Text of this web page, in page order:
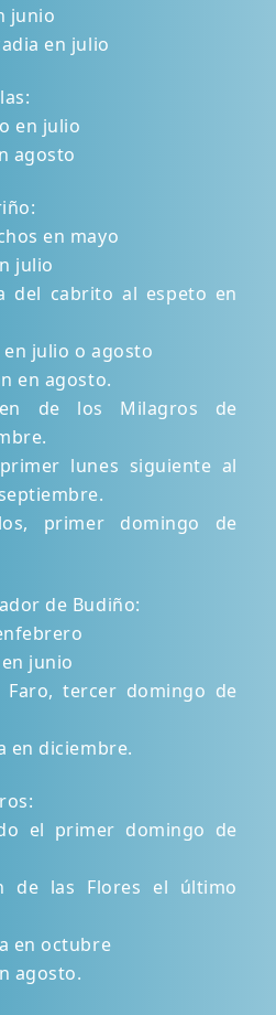
junio
en julio
en julio
agosto
en mayo
julio
del cabrito al espeto en
en julio o agosto
en agosto.
de los Milagros de
lunes siguiente al
primer domingo de
de Budiño:
junio
Faro, tercer domingo de
en diciembre.
el primer domingo de
de las Flores el último
en octubre
agosto.